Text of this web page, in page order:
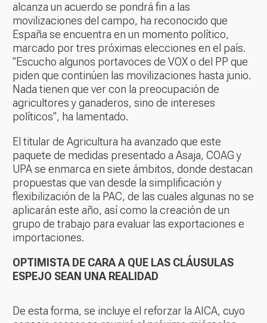
alcanza un acuerdo se pondrá fin a las
movilizaciones del campo, ha reconocido que
España se encuentra en un momento político,
marcado por tres próximas elecciones en el país.
"Escucho algunos portavoces de VOX o del PP que
piden que continúen las movilizaciones hasta junio.
Nada tienen que ver con la preocupación de
agricultores y ganaderos, sino de intereses
políticos", ha lamentado.
El titular de Agricultura ha avanzado que este
paquete de medidas presentado a Asaja, COAG y
UPA se enmarca en siete ámbitos, donde destacan
propuestas que van desde la simplificación y
flexibilización de la PAC, de las cuales algunas no se
aplicarán este año, así como la creación de un
grupo de trabajo para evaluar las exportaciones e
importaciones.
OPTIMISTA DE CARA A QUE LAS CLÁUSULAS
ESPEJO SEAN UNA REALIDAD
De esta forma, se incluye el reforzar la AICA, cuyo